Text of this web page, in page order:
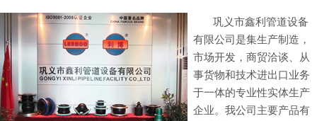
巩义市鑫利管道设备
有限公司是集生产制造，
市场开发，商贸洽谈、从
事货物和技术进出口业务
于一体的专业性实体生产
企业。我公司主要产品有